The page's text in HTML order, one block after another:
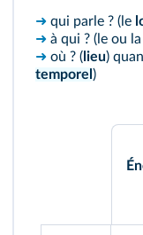
➜ qui parle ? (le
➜ à qui ? (le ou la
➜ où ? ( lieu)
temporel )